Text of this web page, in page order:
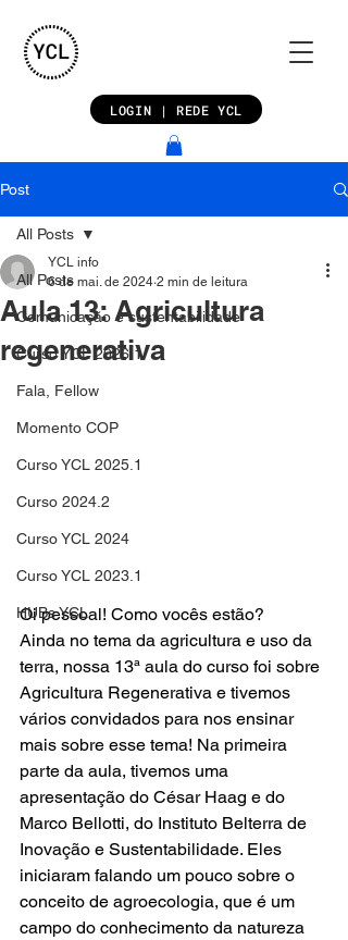
LOGIN | REDE YCL
Post
All Posts
Comunicação e sustentabilidade
Curso YCL 2026.1
Fala, Fellow
Momento COP
Curso YCL 2025.1
Curso 2024.2
Curso YCL 2024
Curso YCL 2023.1
HUBs YCL
All Posts
Aula 13: Agricultura
regenerativa
YCL info
6 de mai. de 2024 2 min de leitura
Oi pessoal! Como vocês estão?
Ainda no tema da agricultura e uso da
terra, nossa 13ª aula do curso foi sobre
Agricultura Regenerativa e tivemos
vários convidados para nos ensinar
mais sobre esse tema! Na primeira
parte da aula, tivemos uma
apresentação do César Haag e do
Marco Bellotti, do Instituto Belterra de
Inovação e Sustentabilidade. Eles
iniciaram falando um pouco sobre o
conceito de agroecologia, que é um
campo do conhecimento da natureza